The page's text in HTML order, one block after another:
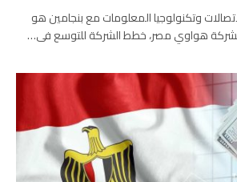
وتكنولوجيا المعلومات مع بنجامين هو
لشركة هواوي مصر، خطط الشركة للتوسع فى…